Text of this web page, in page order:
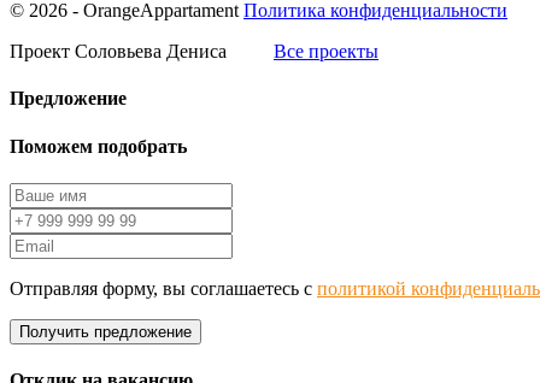
© 2026 - OrangeAppartament Политика конфиденциальности
Проект Соловьева Дениса
Все проекты
Предложение
Поможем подобрать
Отправляя форму, вы соглашаетесь с политикой
Получить предложение